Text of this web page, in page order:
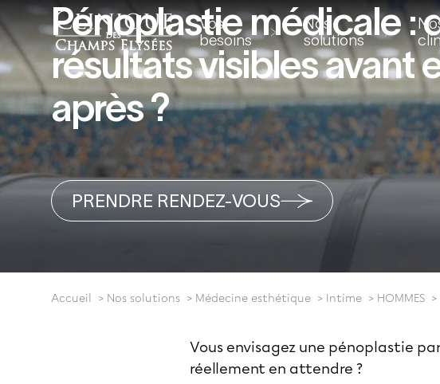
Vos
besoins
Nos
solutions
Nos
Pénoplastie médicale :
résultats visibles avant
après ?
PRENDRE RENDEZ-VOUS
Accueil Nos solutions Médecine esthétique Intime HOMMES
Vous envisagez une pénoplastie
réellement en attendre ?